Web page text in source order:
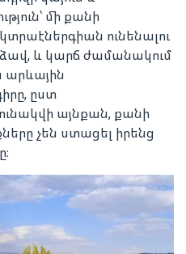
մի քանի
ունենալու
և կարճ ժամանակում
ըստ
այնքան, քանի
չեն ստացել իրենց